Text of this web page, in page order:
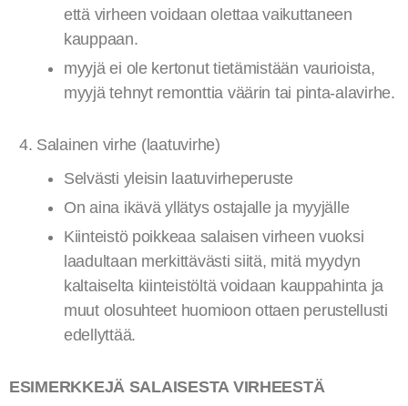
että virheen voidaan olettaa vaikuttaneen
kauppaan.
myyjä ei ole kertonut tietämistään vaurioista,
myyjä tehnyt remonttia väärin tai pinta-alavirhe.
Salainen virhe (laatuvirhe)
Selvästi yleisin laatuvirheperuste
On aina ikävä yllätys ostajalle ja myyjälle
Kiinteistö poikkeaa salaisen virheen vuoksi
laadultaan merkittävästi siitä, mitä myydyn
kaltaiselta kiinteistöltä voidaan kauppahinta ja
muut olosuhteet huomioon ottaen perustellusti
edellyttää.
ESIMERKKEJÄ SALAISESTA VIRHEESTÄ